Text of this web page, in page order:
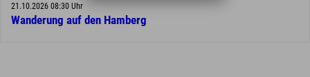
21.10.2026 08:30 Uhr
Wanderung auf den Hamberg